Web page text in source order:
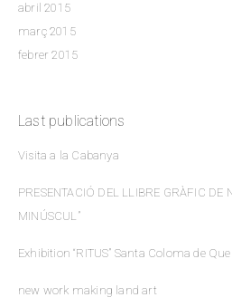
abril 2015
març 2015
febrer 2015
Last publications
Visita a la Cabanya
PRESENTACIÓ DEL LLIBRE GRÀFIC DE
MINÚSCUL”
Exhibition “RITUS” Santa Coloma de
new work making land art